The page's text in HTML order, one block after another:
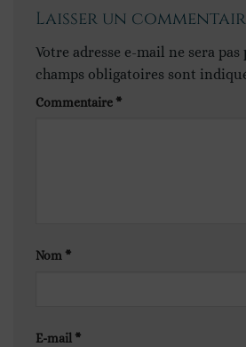
Laisser un
Votre adresse e-mail ne sera pas
champs obligatoires sont
Commentaire *
Nom *
E-mail *